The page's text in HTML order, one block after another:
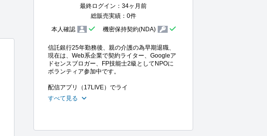
最終ログイン：34ヶ月前
総販売実績：0件
本人確認
機密保持契約(NDA)
信託銀行25年勤務後、親の介護の為早期退職、
現在は、Web系企業で契約ライター、Googleア
ドセンスブロガー、FP技能士2級としてNPOに
ボランティア参加中です。
配信アプリ（17LIVE）でライ
すべて見る